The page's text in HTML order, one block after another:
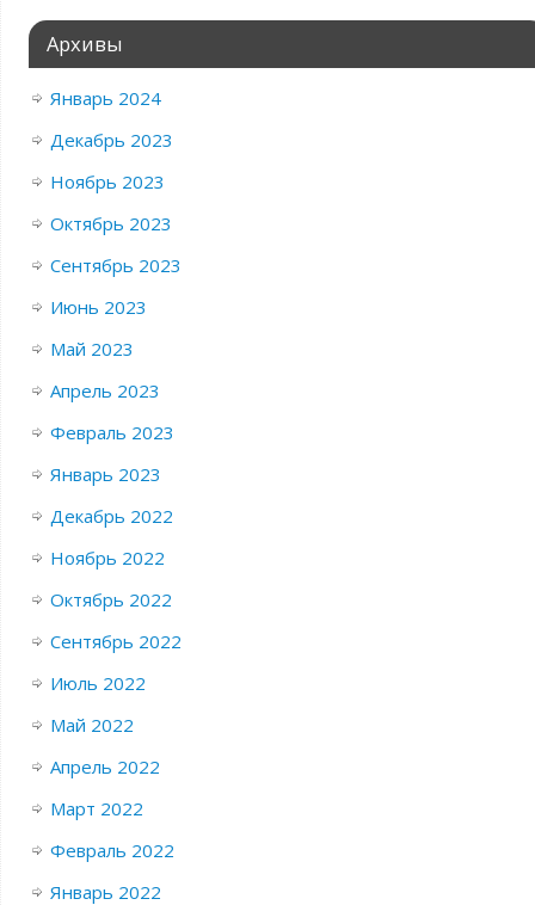
Архивы
Январь 2024
Декабрь 2023
Ноябрь 2023
Октябрь 2023
Сентябрь 2023
Июнь 2023
Май 2023
Апрель 2023
Февраль 2023
Январь 2023
Декабрь 2022
Ноябрь 2022
Октябрь 2022
Сентябрь 2022
Июль 2022
Май 2022
Апрель 2022
Март 2022
Февраль 2022
Январь 2022